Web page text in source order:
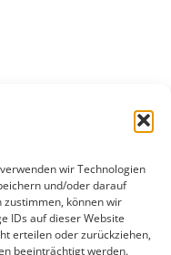
wir Technologien
und/oder darauf
zustimmen, können wir
IDs auf dieser Website
erteilen oder zurückziehen,
beeinträchtigt werden.